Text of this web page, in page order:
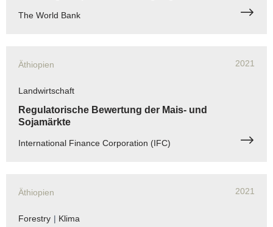
The World Bank
Äthiopien 2021
Landwirtschaft
Regulatorische Bewertung der Mais- und
Sojamärkte
International Finance Corporation (IFC)
Äthiopien 2021
Forestry | Klima